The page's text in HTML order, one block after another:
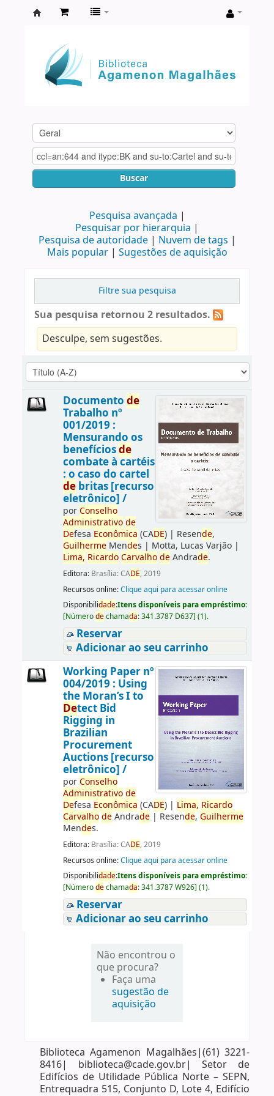
Agamenon
Magalhães
Buscar
Pesquisa avançada
Pesquisar por hierarquia
Pesquisa de autoridade
Nuvem de tags
Mais popular
Sugestões de aquisição
Filtre sua pesquisa
Sua pesquisa retornou 2 resultados.
Desculpe, sem sugestões.
Documento de
Trabalho nº
001/2019 :
Mensurando os
benefíciosde
combate à cartéis
: o caso do cartel
debritas [recurso
eletrônico] /
porConselho
Administrativo de
Defesa Econômica (CADE)| Resende,
GuilhermeMendes | Motta, Lucas Varjão|
Lima, Ricardo Carvalho deAndrade.
Editora: Brasília: CADE, 2019
Recursos online:Clique aqui para acessar online
Disponibilidade:Itens disponíveis para empréstimo:
[Númerodechamada:341.3787 D637] (1).
Reservar
Adicionar ao seu carrinho
Working Paper nº
004/2019 : Using
the Moran’s I to
Detect Bid
Rigging in
Brazilian
Procurement
Auctions [recurso
eletrônico] /
porConselho
Administrativo de
Defesa Econômica (CADE)| Lima, Ricardo
Carvalho deAndrade| Resende, Guilherme
Mendes.
Editora: Brasília: CADE, 2019
Recursos online:Clique aqui para acessar online
Disponibilidade:Itens disponíveis para empréstimo:
[Númerodechamada:341.3787 W926] (1).
Reservar
Adicionar ao seu carrinho
Não encontrou o
que procura?
Faça uma
sugestão de
aquisição
Biblioteca Agamenon Magalhães|(61) 3221-
8416| biblioteca@cade.gov.br| Setor de
Edifícios de Utilidade Pública Norte – SEPN,
Entrequadra 515, Conjunto D, Lote 4, Edifício